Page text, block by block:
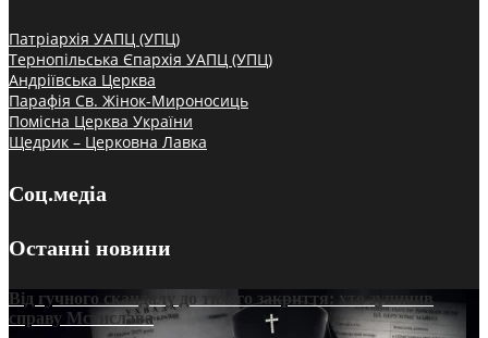
Патріархія УАПЦ (УПЦ)
Тернопільська Єпархія УАПЦ (УПЦ)
Андріївська Церква
Парафія Св. Жінок-Мироносиць
Помісна Церква України
Щедрик – Церковна Лавка
Соц.медіа
Останні новини
Від гучного скандалу до тихого закриття: хто зупинив
справу Мстислава